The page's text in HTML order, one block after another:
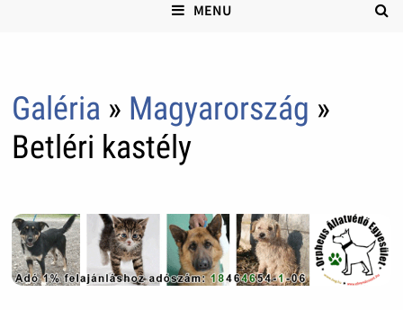
MENU
Galéria » Magyarország »
Betléri kastély